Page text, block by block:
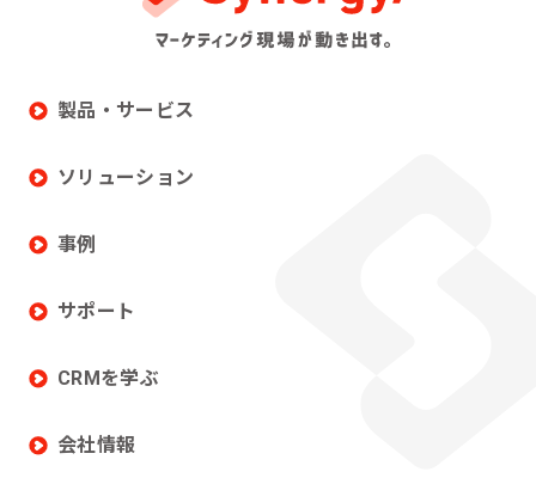
製品・サービス
ソリューション
事例
サポート
CRMを学ぶ
会社情報